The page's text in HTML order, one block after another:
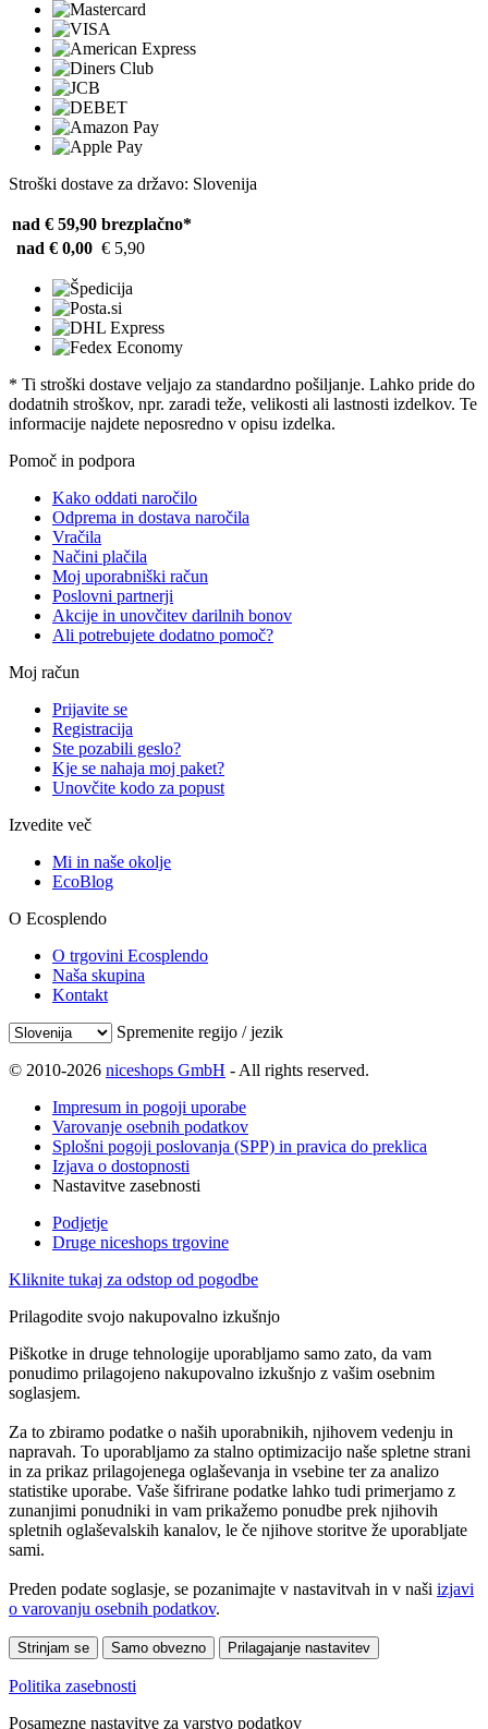
Stroški dostave za državo: Slovenija
nad € 59,90 brezplačno*
nad € 0,00 € 5,90
* Ti stroški dostave veljajo za standardno pošiljanje. Lahko pride do
dodatnih stroškov, npr. zaradi teže, velikosti ali lastnosti izdelkov. Te
informacije najdete neposredno v opisu izdelka.
Pomoč in podpora
Kako oddati naročilo
Odprema in dostava naročila
Vračila
Načini plačila
Moj uporabniški račun
Poslovni partnerji
Akcije in unovčitev darilnih bonov
Ali potrebujete dodatno pomoč?
Moj račun
Prijavite se
Registracija
Ste pozabili geslo?
Kje se nahaja moj paket?
Unovčite kodo za popust
Izvedite več
Mi in naše okolje
EcoBlog
O Ecosplendo
O trgovini Ecosplendo
Naša skupina
Kontakt
Spremenite regijo / jezik
© 2010-2026 niceshops GmbH - All rights reserved.
Impresum in pogoji uporabe
Varovanje osebnih podatkov
Splošni pogoji poslovanja (SPP) in pravica do preklica
Izjava o dostopnosti
Nastavitve zasebnosti
Podjetje
Druge niceshops trgovine
Kliknite tukaj za odstop od pogodbe
Prilagodite svojo nakupovalno izkušnjo
Piškotke in druge tehnologije uporabljamo samo zato, da vam
ponudimo prilagojeno nakupovalno izkušnjo z vašim osebnim
soglasjem.
Za to zbiramo podatke o naših uporabnikih, njihovem vedenju in
napravah. To uporabljamo za stalno optimizacijo naše spletne strani
in za prikaz prilagojenega oglaševanja in vsebine ter za analizo
statistike uporabe. Vaše šifrirane podatke lahko tudi primerjamo z
zunanjimi ponudniki in vam prikažemo ponudbe prek njihovih
spletnih oglaševalskih kanalov, le če njihove storitve že uporabljate
sami.
Preden podate soglasje, se pozanimajte v nastavitvah in v naši izjavi
o varovanju osebnih podatkov.
Strinjam se Samo obvezno Prilagajanje nastavitev
Politika zasebnosti
Posamezne nastavitve za varstvo podatkov